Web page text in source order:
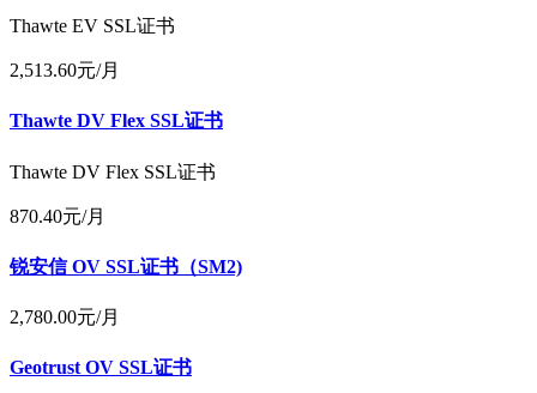
Thawte EV SSL证书
2,513.60元/月
Thawte DV Flex SSL证书
Thawte DV Flex SSL证书
870.40元/月
锐安信 OV SSL证书（SM2)
2,780.00元/月
Geotrust OV SSL证书